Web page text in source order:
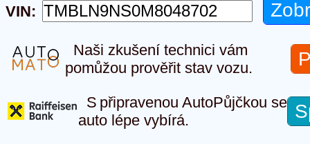
VIN:
Naši zkušení technici vám
pomůžou prověřit stav vozu.
S připravenou AutoPůjčkou se
auto lépe vybírá.